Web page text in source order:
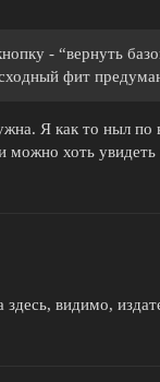
- “вернуть
фит
Я как то ныл по
можно хоть
здесь, видимо,